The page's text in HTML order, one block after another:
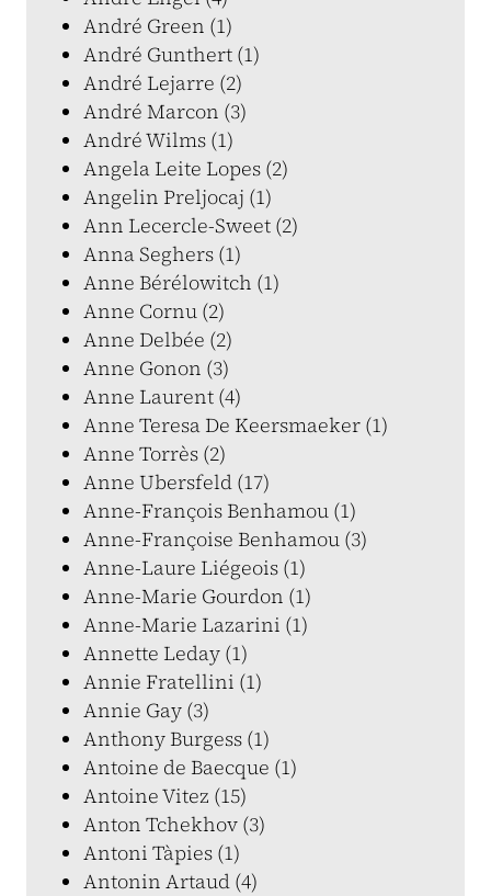
André Green (1)
André Gunthert (1)
André Lejarre (2)
André Marcon (3)
André Wilms (1)
Angela Leite Lopes (2)
Angelin Preljocaj (1)
Ann Lecercle-Sweet (2)
Anna Seghers (1)
Anne Bérélowitch (1)
Anne Cornu (2)
Anne Delbée (2)
Anne Gonon (3)
Anne Laurent (4)
Anne Teresa De Keersmaeker (1)
Anne Torrès (2)
Anne Ubersfeld (17)
Anne-François Benhamou (1)
Anne-Françoise Benhamou (3)
Anne-Laure Liégeois (1)
Anne-Marie Gourdon (1)
Anne-Marie Lazarini (1)
Annette Leday (1)
Annie Fratellini (1)
Annie Gay (3)
Anthony Burgess (1)
Antoine de Baecque (1)
Antoine Vitez (15)
Anton Tchekhov (3)
Antoni Tàpies (1)
Antonin Artaud (4)